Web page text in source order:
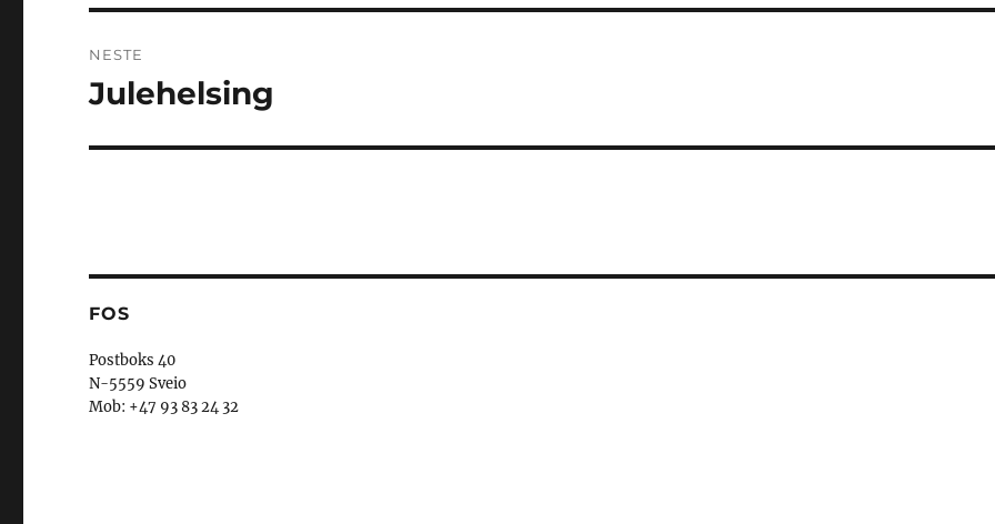
NESTE
Neste
Julehelsing
FOS
Postboks 40
N-5559 Sveio
Mob: +47 93 83 24 32